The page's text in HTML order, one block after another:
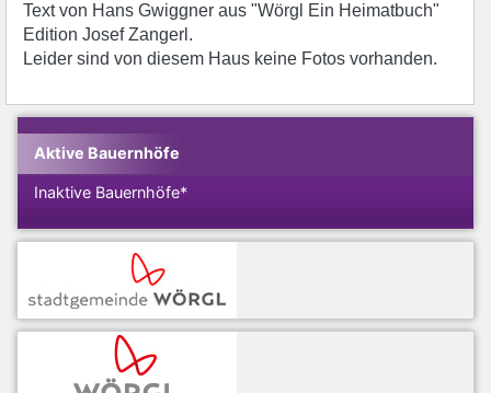
Text von Hans Gwiggner aus "Wörgl Ein Heimatbuch"
Edition Josef Zangerl.
Leider sind von diesem Haus keine Fotos vorhanden.
Aktive Bauernhöfe
Inaktive Bauernhöfe*